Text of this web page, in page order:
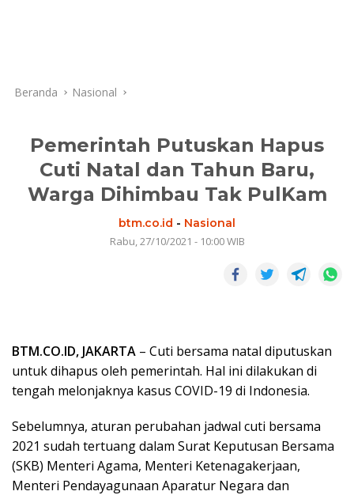
Beranda Nasional
Pemerintah Putuskan Hapus
Cuti Natal dan Tahun Baru,
Warga Dihimbau Tak PulKam
btm.co.id - Nasional
Rabu, 27/10/2021 - 10:00 WIB
BTM.CO.ID, JAKARTA – Cuti bersama natal diputuskan
untuk dihapus oleh pemerintah. Hal ini dilakukan di
tengah melonjaknya kasus COVID-19 di Indonesia.
Sebelumnya, aturan perubahan jadwal cuti bersama
2021 sudah tertuang dalam Surat Keputusan Bersama
(SKB) Menteri Agama, Menteri Ketenagakerjaan,
Menteri Pendayagunaan Aparatur Negara dan